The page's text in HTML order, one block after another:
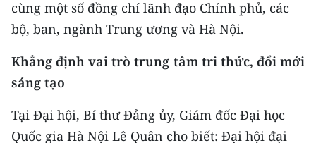
CHƯƠNG TRÌNH OCOP - MỖI XÃ
MỘT SẢN PHẨM
RADIO
E-Magazine
cùng một số đồng chí lãnh đạo Chính phủ, các
bộ, ban, ngành Trung ương và Hà Nội.
Khẳng định vai trò trung tâm tri thức, đổi mới
sáng tạo
Tại Đại hội, Bí thư Đảng ủy, Giám đốc Đại học
Quốc gia Hà Nội Lê Quân cho biết: Đại hội đại